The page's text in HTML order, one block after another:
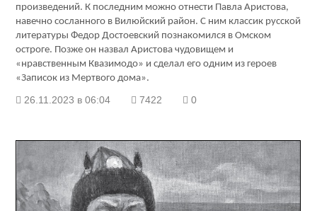
произведений. К последним можно отнести Павла Аристова,
навечно сосланного в Вилюйский район. С ним классик русской
литературы Федор Достоевский познакомился в Омском
остроге. Позже он назвал Аристова чудовищем и
«нравственным Квазимодо» и сделал его одним из героев
«Записок из Мертвого дома».
26.11.2023 в 06:04 7422 0